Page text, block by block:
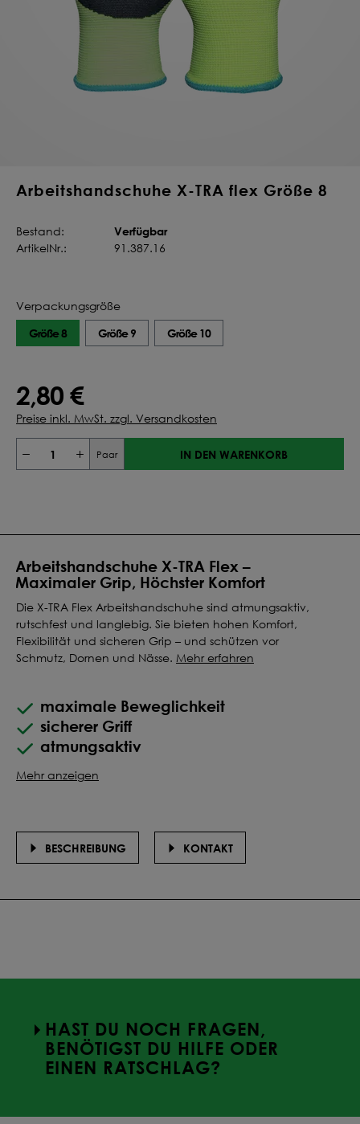
Arbeitshandschuhe X-TRA flex Größe 8
Arbeitshandschuhe X-TRA Flex –
Maximaler Grip, Höchster Komfort
Die X-TRA Flex Arbeitshandschuhe sind atmungsaktiv,
rutschfest und langlebig. Sie bieten hohen Komfort,
Flexibilität und sicheren Grip – und schützen vor
Schmutz, Dornen und Nässe. Mehr erfahren
maximale Beweglichkeit
sicherer Griff
atmungsaktiv
Mehr anzeigen
Verpackungsgröße
Größe 8 Größe 9 Größe 10
2,80 €
Preise inkl. MwSt. zzgl. Versandkosten
Bestand: Verfügbar
ArtikelNr.: 91.387.16
Paar IN DEN WARENKORB
BESCHREIBUNG KONTAKT
HAST DU NOCH FRAGEN,
BENÖTIGST DU HILFE ODER
EINEN RATSCHLAG?
Deine Saat-
Mischung
konfigurieren